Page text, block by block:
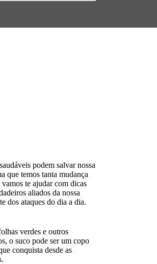
podem salvar nossa
que temos tanta mudança
te ajudar com dicas
aliados da nossa
dos ataques do dia a dia.
verdes e outros
o suco pode ser um copo
conquista desde as